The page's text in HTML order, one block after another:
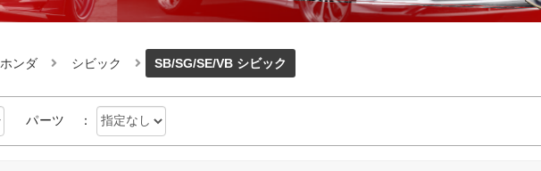
ホンダ シビック SB/SG/SE/VB シビック
パーツ ：